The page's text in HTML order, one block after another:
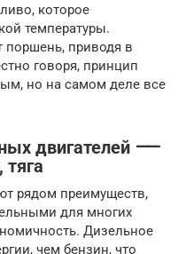
которое
температуры.
приводя в
говоря, принцип
но на самом деле все
двигателей ⸺
тяга
рядом преимуществ,
для многих
Дизельное
чем бензин, что